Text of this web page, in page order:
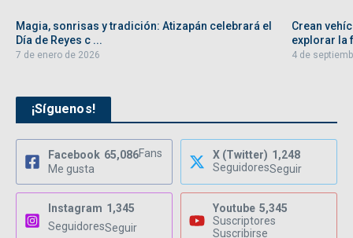
Magia, sonrisas y tradición: Atizapán celebrará el
Día de Reyes c ...
7 de enero de 2026
Crean
explorar la
4 de
¡Síguenos!
Facebook 65,086Fans
Me gusta
X (Twitter) 1,248
SeguidoresSeguir
Instagram 1,345
SeguidoresSeguir
Youtube 5,345
Suscriptores
Suscribirse